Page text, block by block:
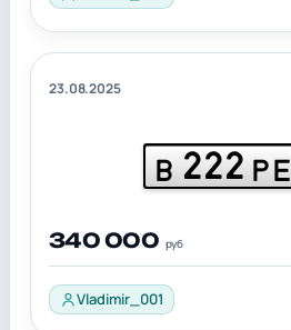
23.08.2025
В 222 РЕ
340 000 руб
Vladimir_001